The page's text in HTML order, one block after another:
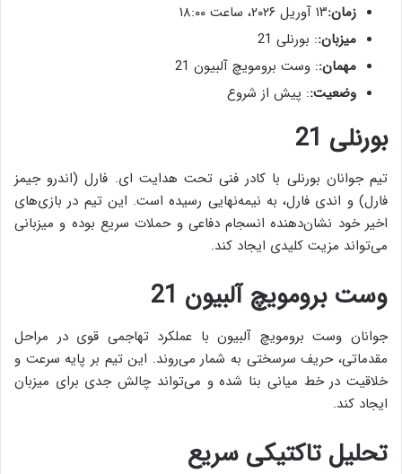
زمان:۱۳ آوریل ۲۰۲۶، ساعت ۱۸:۰۰
میزبان:: بورنلی 21
مهمان:: وست برومویچ آلبیون 21
وضعیت:: پیش از شروع
بورنلی 21
تیم جوانان بورنلی با کادر فنی تحت هدایت ای. فارل (اندرو جیمز
فارل) و اندی فارل، به نیمه‌نهایی رسیده است. این تیم در بازی‌های
اخیر خود نشان‌دهنده انسجام دفاعی و حملات سریع بوده و میزبانی
می‌تواند مزیت کلیدی ایجاد کند.
وست برومویچ آلبیون 21
جوانان وست برومویچ آلبیون با عملکرد تهاجمی قوی در مراحل
مقدماتی، حریف سرسختی به شمار می‌روند. این تیم بر پایه سرعت و
خلاقیت در خط میانی بنا شده و می‌تواند چالش جدی برای میزبان
ایجاد کند.
تحلیل تاکتیکی سریع